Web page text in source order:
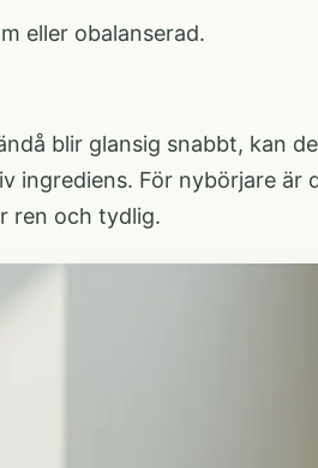
eller obalanserad.
blir glansig snabbt, kan
ingrediens. För nybörjare är
ren och tydlig.